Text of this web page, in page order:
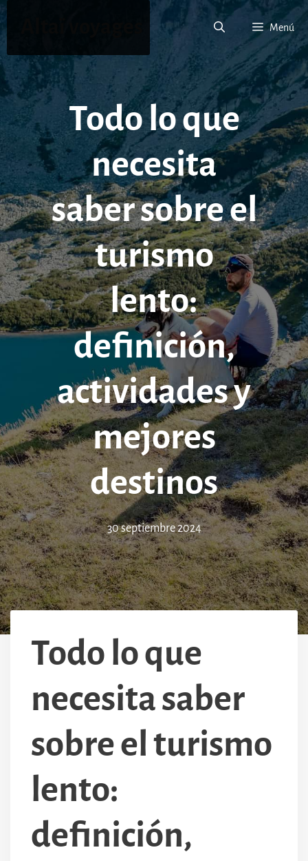
Saltar
al
Menú
Todo lo que
necesita
saber sobre el
turismo
lento:
definición,
actividades y
mejores
destinos
30 septiembre 2024
Todo lo que
necesita saber
sobre el turismo
lento:
definición,